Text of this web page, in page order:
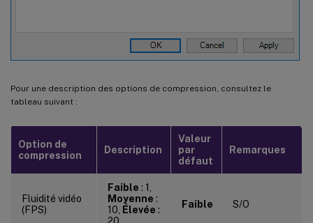
Pour une description des options de compression, consultez le
tableau suivant :
Option de
compression
Description
Valeur
par
défaut
Remarques
Fluidité vidéo
(FPS)
Faible : 1,
Moyenne :
10,
Élevée :
20
Faible S/O